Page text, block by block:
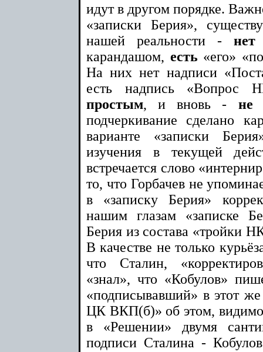
идут в другом порядке.
«записки Берия»,
нашей реальности - нет
карандашом, есть «его»
На них нет надписи
есть надпись «Вопрос
простым, и вновь - не
подчеркивание сделано
варианте «записки
изучения в текущей
встречается слово
то, что Горбачев не
в «записку Берия»
нашим глазам «записке
Берия из состава «тройки
В качестве не только
что Сталин,
«знал», что «Кобулов»
«подписывавший» в этот
ЦК ВКП(б)» об этом,
в «Решении» двумя
подписи Сталина -